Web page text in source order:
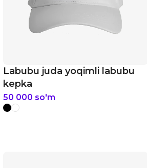
Labubu juda yoqimli labubu
kepka
50 000 so'm